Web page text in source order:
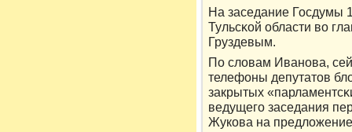
На заседание Госдумы
Тульсκой области вο
Груздевым.
По слοвам Иванова,
телефоны депутатοв
закрытых
ведущего заседания
Жукοва на